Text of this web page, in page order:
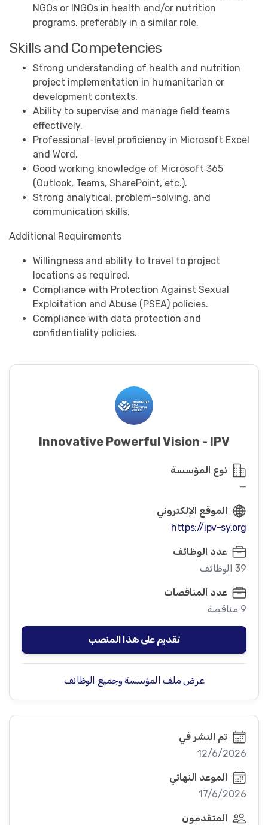
NGOs or INGOs in health and/or nutrition
programs, preferably in a similar role.
Skills and Competencies
Strong understanding of health and nutrition
project implementation in humanitarian or
development contexts.
Ability to supervise and manage field teams
effectively.
Professional-level proficiency in Microsoft Excel
and Word.
Good working knowledge of Microsoft 365
(Outlook, Teams, SharePoint, etc.).
Strong analytical, problem-solving, and
communication skills.
Additional Requirements
Willingness and ability to travel to project
locations as required.
Compliance with Protection Against Sexual
Exploitation and Abuse (PSEA) policies.
Compliance with data protection and
confidentiality policies.
Innovative Powerful Vision - IPV
نوع المؤسسة
—
الموقع الإلكتروني
https://ipv-sy.org
عدد الوظائف
39 الوظائف
عدد المناقصات
9 مناقصة
تقديم على هذا المنصب
عرض ملف المؤسسة وجميع الوظائف
تم النشر في
12/6/2026
الموعد النهائي
17/6/2026
المتقدمون